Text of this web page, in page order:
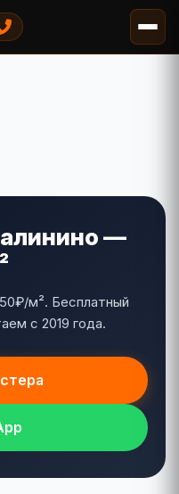
—
м². Бесплатный
с 2019 года.